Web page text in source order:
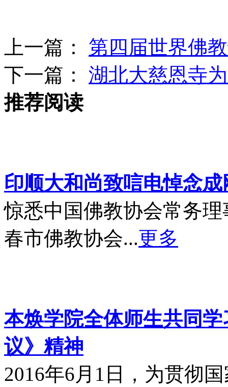
上一篇： 第四届世界佛
下一篇： 湖北大慈恩寺
推荐阅读
印顺大和尚致唁电悼念成
惊悉中国佛教协会常务
春市佛教协会...更多
本焕学院全体师生共同
议》精神
2016年6月1日，为贯彻